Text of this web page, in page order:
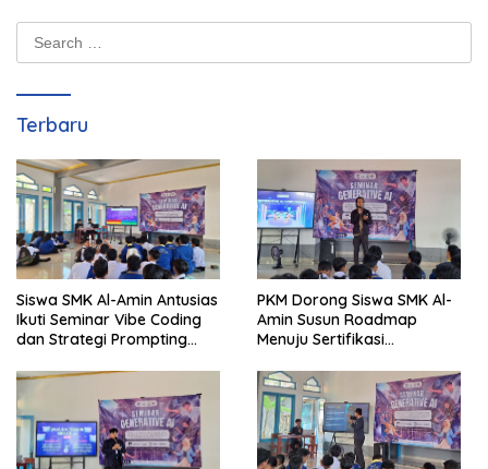
Search
for:
Terbaru
Siswa SMK Al-Amin Antusias
Ikuti Seminar Vibe Coding
dan Strategi Prompting
PKM Dorong Siswa SMK Al-
Amin Susun Roadmap
Menuju Sertifikasi
MikroTik